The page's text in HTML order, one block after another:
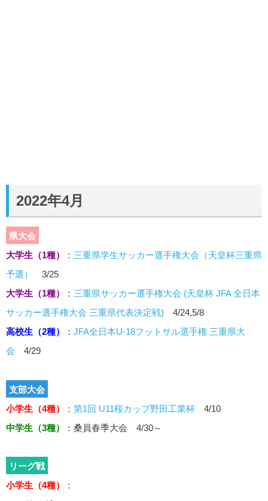
2022年4月
県大会
大学生（1種）
： 三重県学生サッカー選手権大会（天皇杯三重県
予選）
3/25
大学生（1種）
： 三重県サッカー選手権大会 (天皇杯 JFA 全日本
サッカー選手権大会 三重県代表決定戦) 4/24,5/8
高校生（2種）
： JFA全日本U-18フットサル選手権 三重県大
会 4/29
支部大会
小学生（4種）
： 第1回 U11桜カップ野田工業杯 4/10
中学生（3種）
： 桑員春季大会 4/30～
リーグ戦
小学生（4種）
：